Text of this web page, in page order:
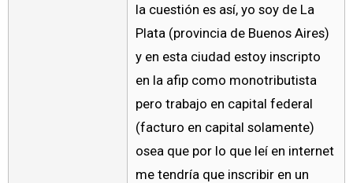
la cuestión es así, yo soy de La
Plata (provincia de Buenos Aires)
y en esta ciudad estoy inscripto
en la afip como monotributista
pero trabajo en capital federal
(facturo en capital solamente)
osea que por lo que leí en internet
me tendría que inscribir en un